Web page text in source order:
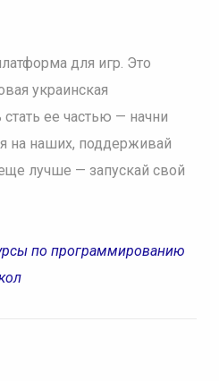
для игр. Это
украинская
ее частью — начни
на наших, поддерживай
лучше — запускай свой
по программированию